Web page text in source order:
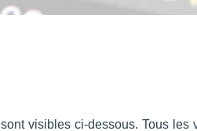
visibles ci-dessous. Tous les